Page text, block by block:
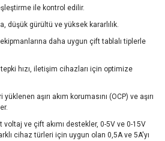
ile kontrol edilir.
düşük gürültü ve yüksek kararlılık.
daha uygun çift tablalı tiplerle
tepki hızı, iletişim cihazları için optimize
aşırı akım korumasını (OCP) ve aşırı
voltaj ve çift akımı destekler, 0-5V ve 0-15V
cihaz türleri için uygun olan 0,5A ve 5A'yı